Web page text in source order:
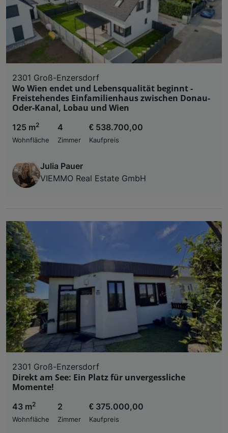
2301 Groß-Enzersdorf
Wo Wien endet und Lebensqualität beginnt -
Freistehendes Einfamilienhaus zwischen Donau-
Oder-Kanal, Lobau und Wien
125 m2
Wohnfläche
4
Zimmer
€ 538.700,00
Kaufpreis
Julia Pauer
VIEMMO Real Estate GmbH
2301 Groß-Enzersdorf
Direkt am See: Ein Platz für unvergessliche
Momente!
43 m2
Wohnfläche
2
Zimmer
€ 375.000,00
Kaufpreis